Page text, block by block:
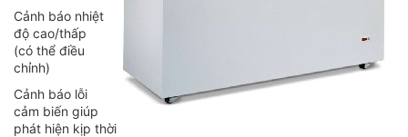
Cảnh báo nhiệt
độ cao/thấp
(có thể điều
chỉnh)
Cảnh báo lỗi
cảm biến giúp
phát hiện kịp thời